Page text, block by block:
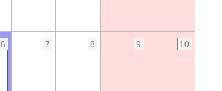
6 7 8 9 10